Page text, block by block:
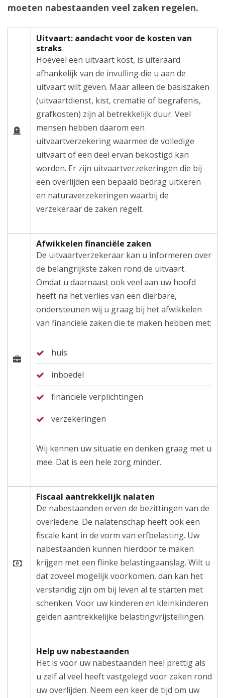
moeten nabestaanden veel zaken regelen.
Uitvaart: aandacht voor de kosten van
straks
Hoeveel een uitvaart kost, is uiteraard
afhankelijk van de invulling die u aan de
uitvaart wilt geven. Maar alleen de basiszaken
(uitvaartdienst, kist, crematie of begrafenis,
grafkosten) zijn al betrekkelijk duur. Veel
mensen hebben daarom een
uitvaartverzekering waarmee de volledige
uitvaart of een deel ervan bekostigd kan
worden. Er zijn uitvaartverzekeringen die bij
een overlijden een bepaald bedrag uitkeren
en naturaverzekeringen waarbij de
verzekeraar de zaken regelt.
Afwikkelen financiële zaken
De uitvaartverzekeraar kan u informeren over
de belangrijkste zaken rond de uitvaart.
Omdat u daarnaast ook veel aan uw hoofd
heeft na het verlies van een dierbare,
ondersteunen wij u graag bij het afwikkelen
van financiële zaken die te maken hebben met:
huis
inboedel
financiële verplichtingen
verzekeringen
Wij kennen uw situatie en denken graag met u
mee. Dat is een hele zorg minder.
Fiscaal aantrekkelijk nalaten
De nabestaanden erven de bezittingen van de
overledene. De nalatenschap heeft ook een
fiscale kant in de vorm van erfbelasting. Uw
nabestaanden kunnen hierdoor te maken
krijgen met een flinke belastingaanslag. Wilt u
dat zoveel mogelijk voorkomen, dan kan het
verstandig zijn om bij leven al te starten met
schenken. Voor uw kinderen en kleinkinderen
gelden aantrekkelijke belastingvrijstellingen.
Help uw nabestaanden
Het is voor uw nabestaanden heel prettig als
u zelf al veel heeft vastgelegd voor zaken rond
uw overlijden. Neem een keer de tijd om uw